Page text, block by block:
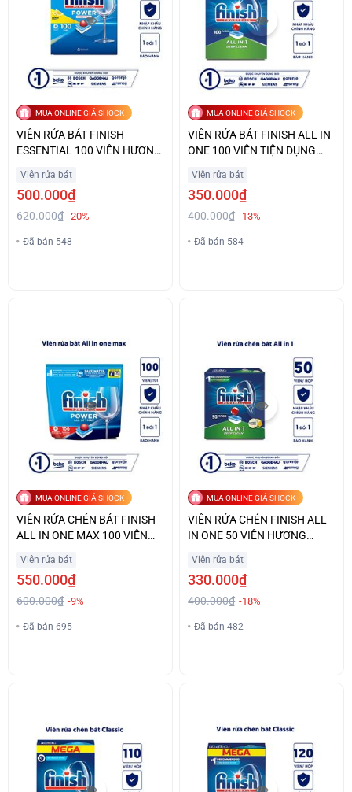
MUA ONLINE GIÁ SHOCK
VIÊN RỬA BÁT FINISH
ESSENTIAL 100 VIÊN HƯƠNG
Viên rửa bát
500.000₫
620.000₫ -20%
Đã bán 548
MUA ONLINE GIÁ SHOCK
VIÊN RỬA BÁT FINISH ALL IN
ONE 100 VIÊN TIỆN DỤNG
Viên rửa bát
350.000₫
400.000₫ -13%
Đã bán 584
MUA ONLINE GIÁ SHOCK
VIÊN RỬA CHÉN BÁT FINISH
ALL IN ONE MAX 100 VIÊN
Viên rửa bát
550.000₫
600.000₫ -9%
Đã bán 695
MUA ONLINE GIÁ SHOCK
VIÊN RỬA CHÉN FINISH ALL
IN ONE 50 VIÊN HƯƠNG
Viên rửa bát
330.000₫
400.000₫ -18%
Đã bán 482